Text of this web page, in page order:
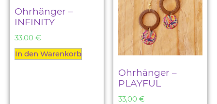
Ohrhänger –
INFINITY
33,00 €
In den Warenkorb
Ohrhänger –
PLAYFUL
33,00 €